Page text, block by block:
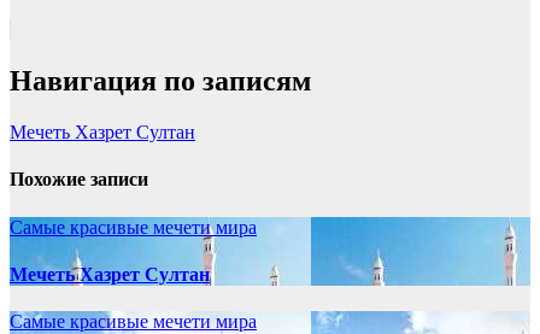
Навигация по записям
Мечеть Хазрет Султан
Похожие записи
Самые красивые мечети мира
Мечеть Хазрет Султан
Самые красивые мечети мира